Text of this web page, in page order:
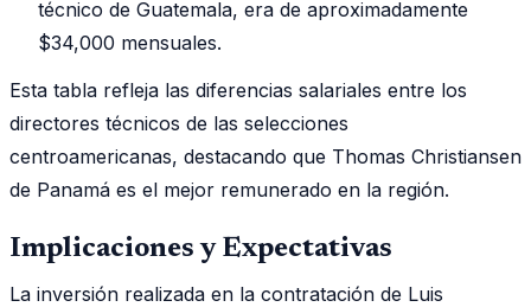
técnico de Guatemala, era de aproximadamente
$34,000 mensuales.
Esta tabla refleja las diferencias salariales entre los
directores técnicos de las selecciones
centroamericanas, destacando que Thomas Christiansen
de Panamá es el mejor remunerado en la región.
Implicaciones y Expectativas
La inversión realizada en la contratación de Luis